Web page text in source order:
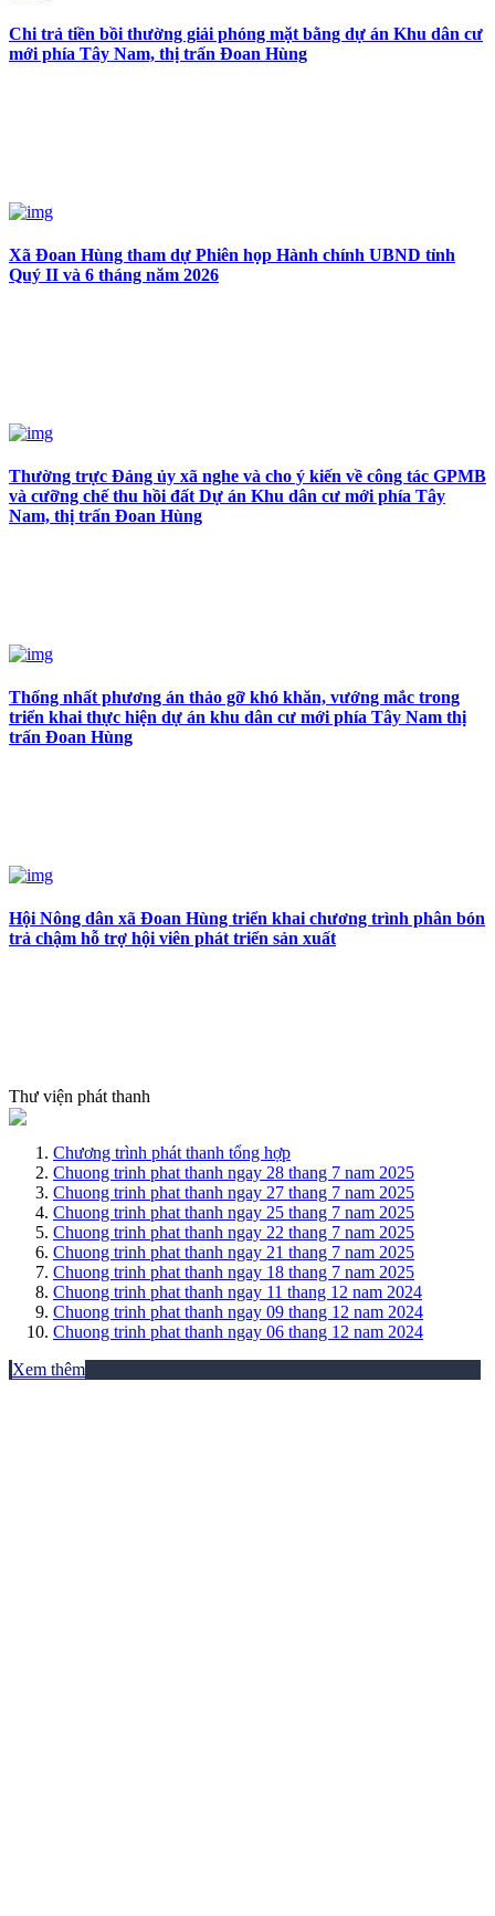
Chi trả tiền bồi thường giải phóng mặt bằng dự án Khu dân cư
mới phía Tây Nam, thị trấn Đoan Hùng
Xã Đoan Hùng tham dự Phiên họp Hành chính UBND tỉnh
Quý II và 6 tháng năm 2026
Thường trực Đảng ủy xã nghe và cho ý kiến về công tác GPMB
và cưỡng chế thu hồi đất Dự án Khu dân cư mới phía Tây
Nam, thị trấn Đoan Hùng
Thống nhất phương án thảo gỡ khó khăn, vướng mắc trong
triển khai thực hiện dự án khu dân cư mới phía Tây Nam thị
trấn Đoan Hùng
Hội Nông dân xã Đoan Hùng triển khai chương trình phân bón
trả chậm hỗ trợ hội viên phát triển sản xuất
Thư viện phát thanh
Chương trình phát thanh tổng hợp
Chuong trinh phat thanh ngay 28 thang 7 nam 2025
Chuong trinh phat thanh ngay 27 thang 7 nam 2025
Chuong trinh phat thanh ngay 25 thang 7 nam 2025
Chuong trinh phat thanh ngay 22 thang 7 nam 2025
Chuong trinh phat thanh ngay 21 thang 7 nam 2025
Chuong trinh phat thanh ngay 18 thang 7 nam 2025
Chuong trinh phat thanh ngay 11 thang 12 nam 2024
Chuong trinh phat thanh ngay 09 thang 12 nam 2024
Chuong trinh phat thanh ngay 06 thang 12 nam 2024
Xem thêm